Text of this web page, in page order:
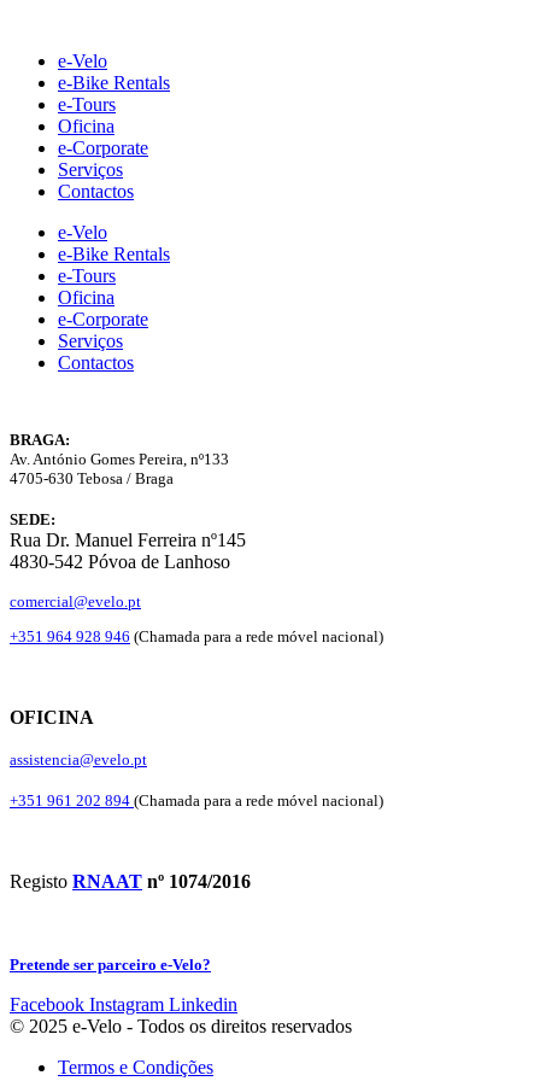
contente-Velo
e-Bike Rentals
e-Tours
Oficina
e-Corporate
Serviços
Contactos
e-Velo
e-Bike Rentals
e-Tours
Oficina
e-Corporate
Serviços
Contactos
BRAGA:
Av. António Gomes Pereira, nº133
4705-630 Tebosa / Braga
SEDE:
Rua Dr. Manuel Ferreira nº145
4830-542 Póvoa de Lanhoso
comercial@evelo.pt
+351 964 928 946 (Chamada para a rede móvel nacional)
OFICINA
assistencia@evelo.pt
+351 961 202 894 (Chamada para a rede móvel nacional)
Registo RNAAT nº 1074/2016
Pretende ser parceiro e-Velo?
Facebook Instagram Linkedin
© 2025 e-Velo - Todos os direitos reservados
Termos e Condições